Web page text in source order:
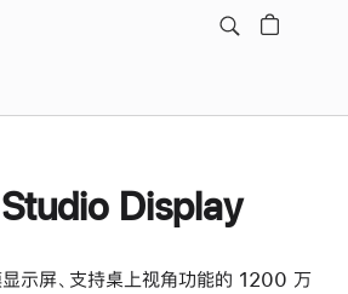
Display
示屏、支持桌上视角功能的 1200 万